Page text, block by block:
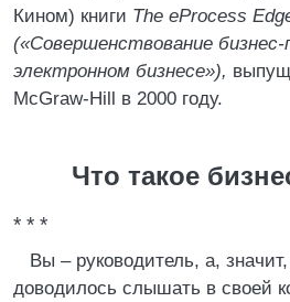
Кином) книги The eProcess
(«Совершенствование бизнес-
электронном бизнесе»),
McGraw-Hill в 2000 году.
Что такое
* * *
Вы – руководитель, а,
доводилось слышать в своей